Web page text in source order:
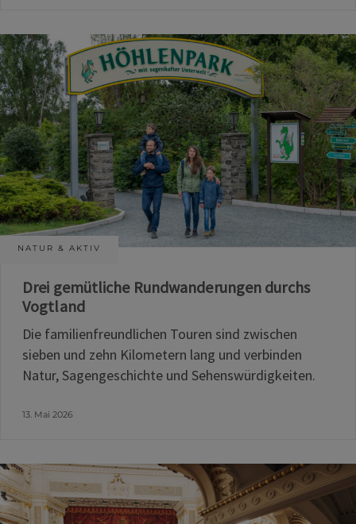
NATUR & AKTIV
Drei gemütliche Rundwanderungen durchs
Vogtland
Die familienfreundlichen Touren sind zwischen
sieben und zehn Kilometern lang und verbinden
Natur, Sagengeschichte und Sehenswürdigkeiten.
13. Mai 2026